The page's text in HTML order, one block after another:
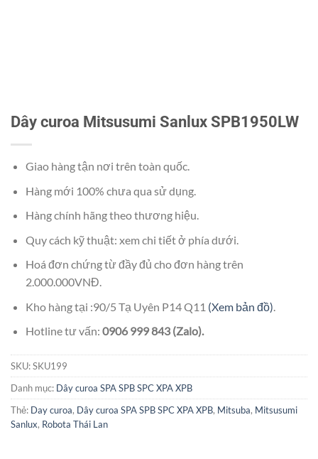
Dây curoa Mitsusumi Sanlux SPB1950LW
Giao hàng tận nơi trên toàn quốc.
Hàng mới 100% chưa qua sử dụng.
Hàng chính hãng theo thương hiệu.
Quy cách kỹ thuật: xem chi tiết ở phía dưới.
Hoá đơn chứng từ đầy đủ cho đơn hàng trên
2.000.000VNĐ.
Kho hàng tại :90/5 Tạ Uyên P14 Q11 (Xem bản đồ).
Hotline tư vấn: 0906 999 843 (Zalo).
SKU:SKU199
Danh mục: Dây curoa SPA SPB SPC XPA XPB
Thẻ: Day curoa, Dây curoa SPA SPB SPC XPA XPB, Mitsuba, Mitsusumi
Sanlux, Robota Thái Lan